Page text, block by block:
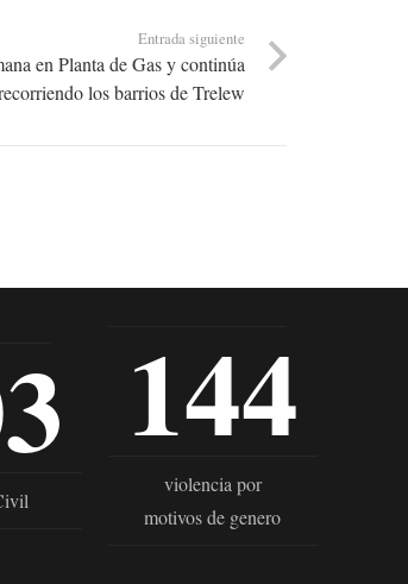
Entrada siguiente
en Planta de Gas y continúa
los barrios de Trelew
144
violencia por
motivos de genero